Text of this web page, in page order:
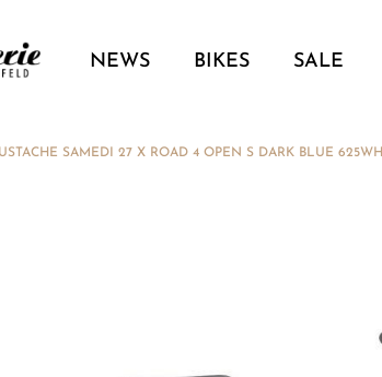
NEWS BIKES SALE
SAMEDI 27 X ROAD 4 OPEN S DARK BLUE 625WH